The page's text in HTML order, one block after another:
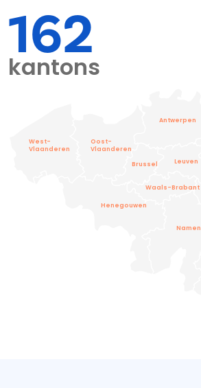
162
kantons
West-
Vlaanderen
Oost-
Vlaanderen
Antwerpen
Henegouwen
Waals-Brabant
Brussel Leuven
Namen